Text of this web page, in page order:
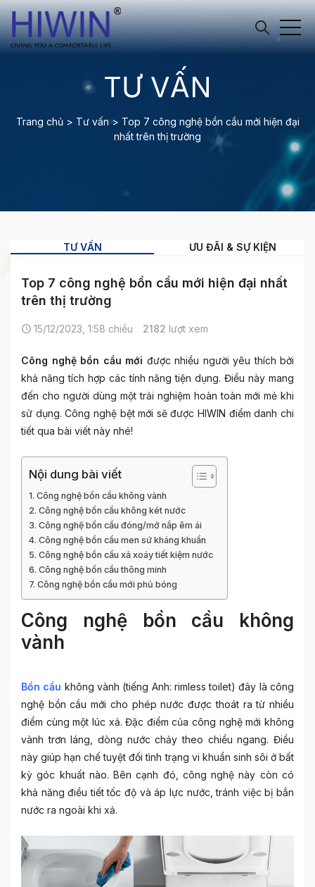
TƯ VẤN
Trang chủ> Tư vấn > Top 7 công nghệ bồn cầu mới hiện đại
nhất trên thị trường
TƯ VẤN ƯU ĐÃI & SỰ KIỆN
Top 7 công nghệ bồn cầu mới hiện đại nhất
trên thị trường
15/12/2023, 1:58 chiều 2182 lượt xem
Công nghệ bồn cầu mới được nhiều người yêu thích bởi
khả năng tích hợp các tính năng tiện dụng. Điều này mang
đến cho người dùng một trải nghiệm hoàn toàn mới mẻ khi
sử dụng. Công nghệ bệt mới sẽ được HIWIN điểm danh chi
tiết qua bài viết này nhé!
Nội dung bài viết
Công nghệ bồn cầu không vành
Công nghệ bồn cầu không két nước
Công nghệ bồn cầu đóng/mở nắp êm ái
Công nghệ bồn cầu men sứ kháng khuẩn
Công nghệ bồn cầu xả xoáy tiết kiệm nước
Công nghệ bồn cầu thông minh
Công nghệ bồn cầu mới phủ bóng
Công nghệ bồn cầu không
vành
Bồn cầu không vành (tiếng Anh: rimless toilet) đây là công
nghệ bồn cầu mới cho phép nước được thoát ra từ nhiều
điểm cùng một lúc xả. Đặc điểm của công nghệ mới không
vành trơn láng, dòng nước chảy theo chiều ngang. Điều
này giúp hạn chế tuyệt đối tình trạng vi khuẩn sinh sôi ở bất
kỳ góc khuất nào. Bên cạnh đó, công nghệ này còn có
khả năng điều tiết tốc độ và áp lực nước, tránh việc bị bắn
nước ra ngoài khi xả.